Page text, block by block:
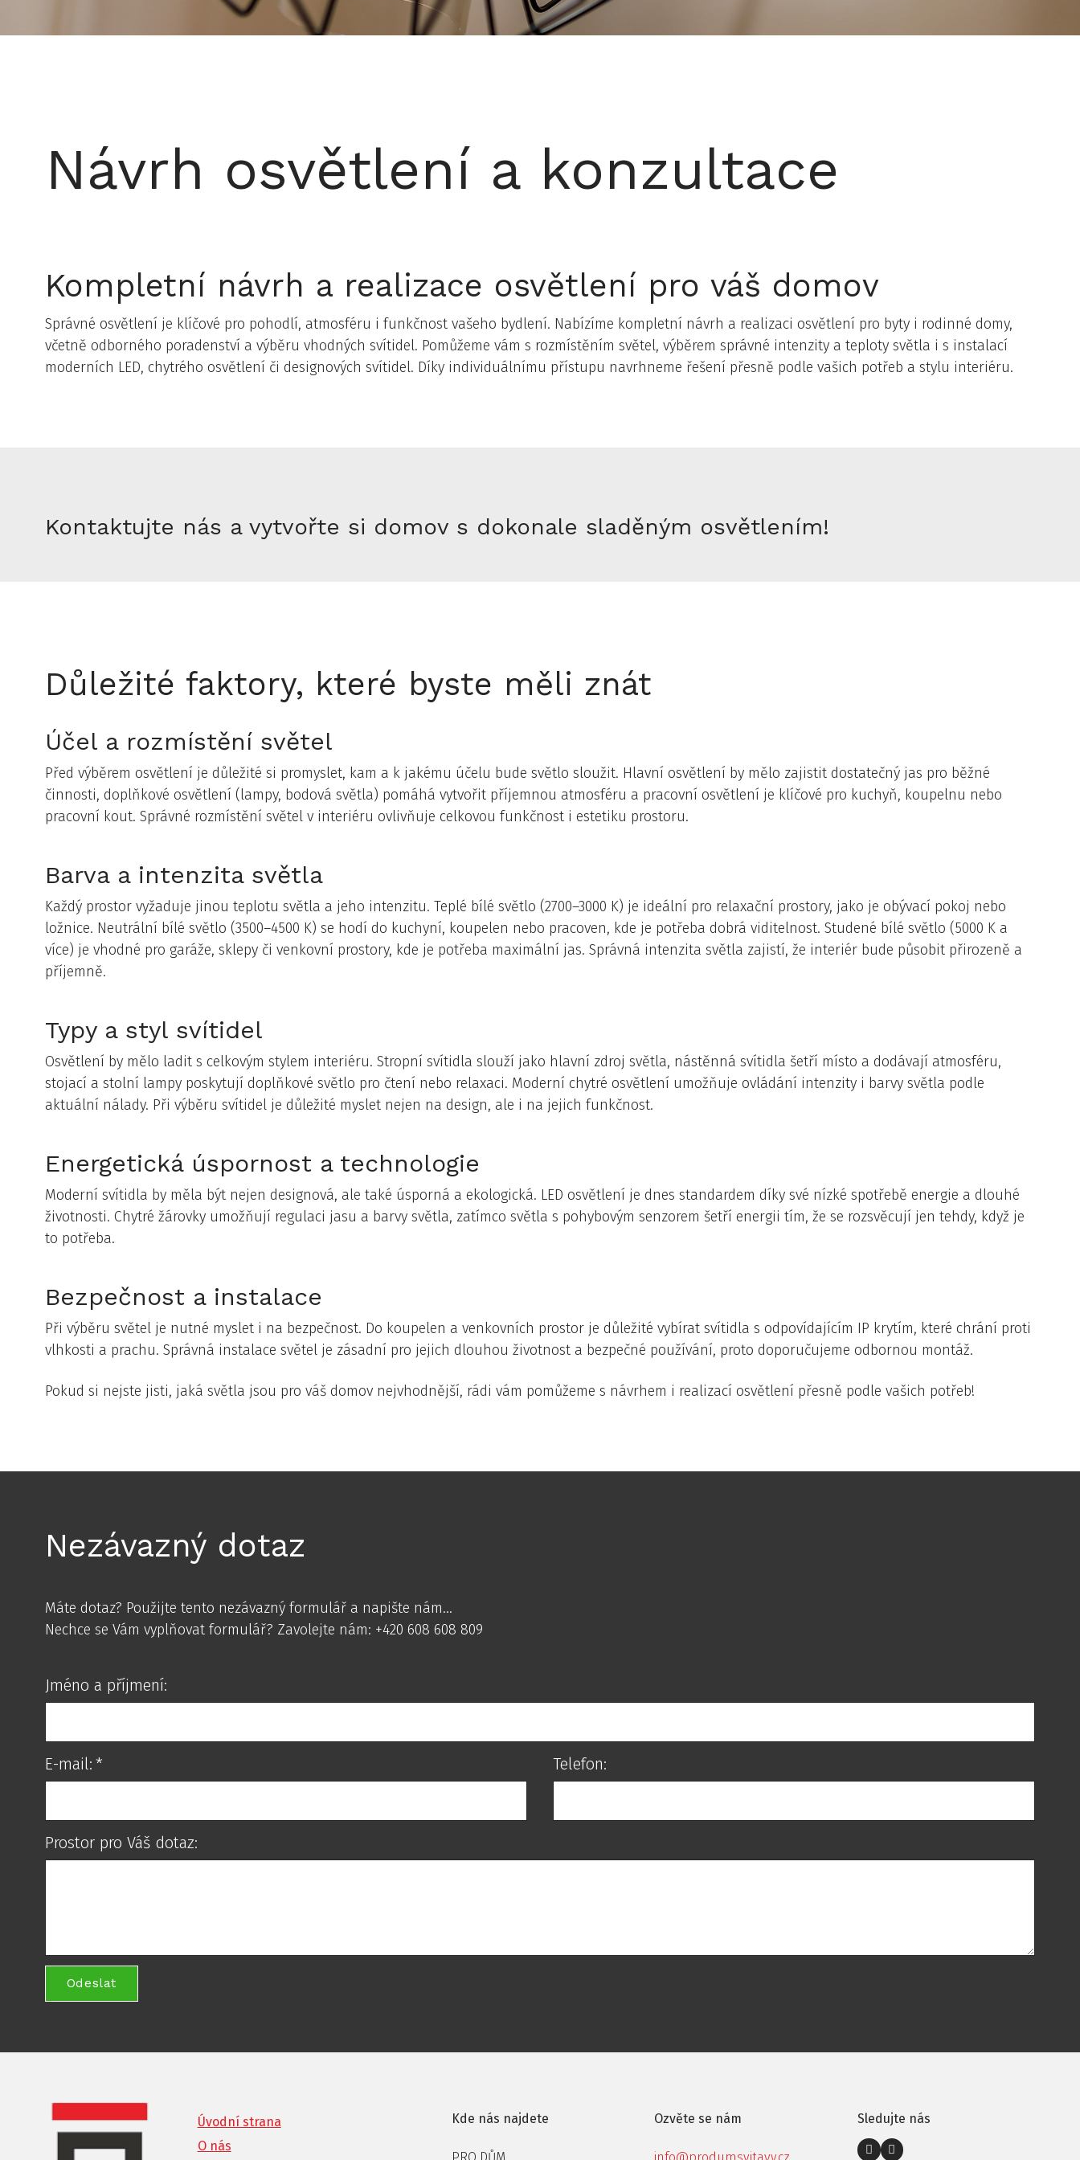
Návrh osvětlení a konzultace
Kompletní návrh a realizace osvětlení pro váš domov
Správné osvětlení je klíčové pro pohodlí, atmosféru i funkčnost vašeho bydlení. Nabízíme kompletní návrh a realizaci osvětlení pro byty i rodinné domy,
včetně odborného poradenství a výběru vhodných svítidel. Pomůžeme vám s rozmístěním světel, výběrem správné intenzity a teploty světla i s instalací
moderních LED, chytrého osvětlení či designových svítidel. Díky individuálnímu přístupu navrhneme řešení přesně podle vašich potřeb a stylu interiéru.
Kontaktujte nás a vytvořte si domov s dokonale sladěným osvětlením!
Důležité faktory, které byste měli znát
Účel a rozmístění světel
Před výběrem osvětlení je důležité si promyslet, kam a k jakému účelu bude světlo sloužit. Hlavní osvětlení by mělo zajistit dostatečný jas pro běžné
činnosti, doplňkové osvětlení (lampy, bodová světla) pomáhá vytvořit příjemnou atmosféru a pracovní osvětlení je klíčové pro kuchyň, koupelnu nebo
pracovní kout. Správné rozmístění světel v interiéru ovlivňuje celkovou funkčnost i estetiku prostoru.
Barva a intenzita světla
Každý prostor vyžaduje jinou teplotu světla a jeho intenzitu. Teplé bílé světlo (2700–3000 K) je ideální pro relaxační prostory, jako je obývací pokoj nebo
ložnice. Neutrální bílé světlo (3500–4500 K) se hodí do kuchyní, koupelen nebo pracoven, kde je potřeba dobrá viditelnost. Studené bílé světlo (5000 K a
více) je vhodné pro garáže, sklepy či venkovní prostory, kde je potřeba maximální jas. Správná intenzita světla zajistí, že interiér bude působit přirozeně a
příjemně.
Typy a styl svítidel
Osvětlení by mělo ladit s celkovým stylem interiéru. Stropní svítidla slouží jako hlavní zdroj světla, nástěnná svítidla šetří místo a dodávají atmosféru,
stojací a stolní lampy poskytují doplňkové světlo pro čtení nebo relaxaci. Moderní chytré osvětlení umožňuje ovládání intenzity i barvy světla podle
aktuální nálady. Při výběru svítidel je důležité myslet nejen na design, ale i na jejich funkčnost.
Energetická úspornost a technologie
Moderní svítidla by měla být nejen designová, ale také úsporná a ekologická. LED osvětlení je dnes standardem díky své nízké spotřebě energie a dlouhé
životnosti. Chytré žárovky umožňují regulaci jasu a barvy světla, zatímco světla s pohybovým senzorem šetří energii tím, že se rozsvěcují jen tehdy, když je
to potřeba.
Bezpečnost a instalace
Při výběru světel je nutné myslet i na bezpečnost. Do koupelen a venkovních prostor je důležité vybírat svítidla s odpovídajícím IP krytím, které chrání proti
vlhkosti a prachu. Správná instalace světel je zásadní pro jejich dlouhou životnost a bezpečné používání, proto doporučujeme odbornou montáž.
Pokud si nejste jisti, jaká světla jsou pro váš domov nejvhodnější, rádi vám pomůžeme s návrhem i realizací osvětlení přesně podle vašich potřeb!
Nezávazný dotaz
Máte dotaz? Použijte tento nezávazný formulář a napište nám…
Nechce se Vám vyplňovat formulář? Zavolejte nám: +420 608 608 809
Jméno a příjmení:
E-mail: * Telefon:
Prostor pro Váš dotaz:
Odeslat
Úvodní strana
O nás
Kde nás najdete Ozvěte se nám Sledujte nás